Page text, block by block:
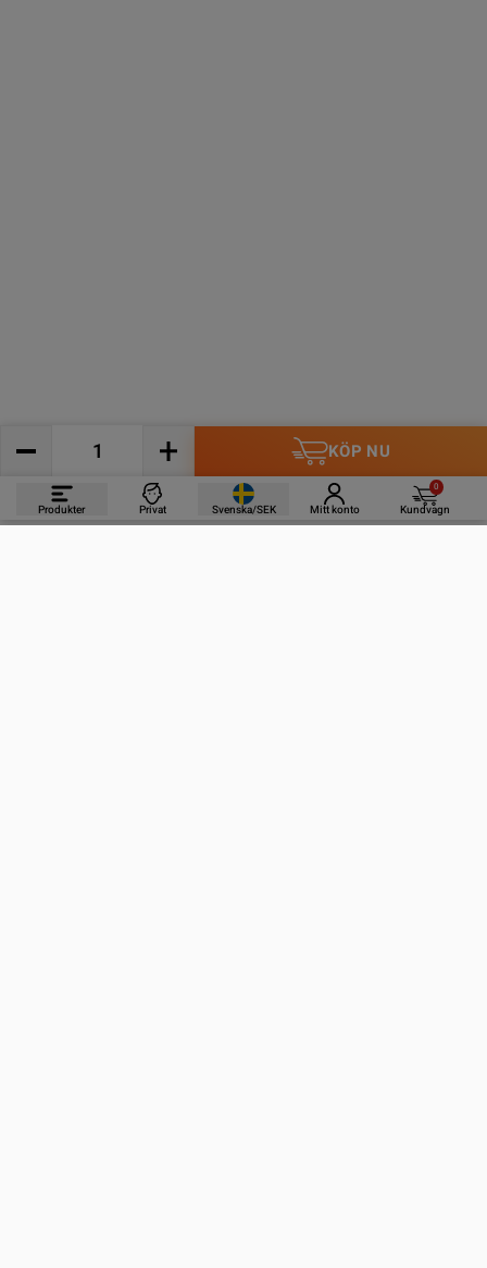
KÖP NU
Produkter Privat Svenska/SEK Mitt konto
0
Kundvagn